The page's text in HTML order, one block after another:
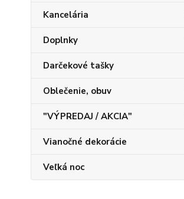
Kancelária
Doplnky
Darčekové tašky
Oblečenie, obuv
"VÝPREDAJ / AKCIA"
Vianočné dekorácie
Veľká noc